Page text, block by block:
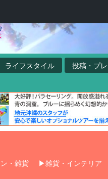
ライフスタイル
投稿・プ
・雑貨 雑貨・インテリア